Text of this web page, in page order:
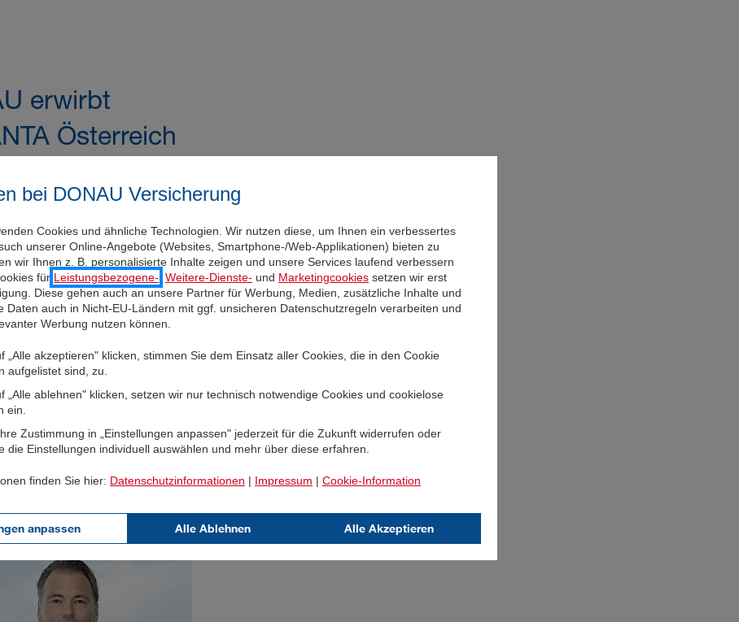
bei DONAU Versicherung
Cookies und ähnliche Technologien. Wir nutzen diese, um Ihnen ein verbessertes
unserer Online-Angebote (Websites, Smartphone-/Web-Applikationen) bieten zu
wir Ihnen z. B. personalisierte Inhalte zeigen und unsere Services laufend verbessern
für Leistungsbezogene- Weitere-Dienste- und Marketingcookies setzen wir erst
Diese gehen auch an unsere Partner für Werbung, Medien, zusätzliche Inhalte und
Daten auch in Nicht-EU-Ländern mit ggf. unsicheren Datenschutzregeln verarbeiten und
Werbung nutzen können.
„Alle akzeptieren" klicken, stimmen Sie dem Einsatz aller Cookies, die in den Cookie
aufgelistet sind, zu.
„Alle ablehnen" klicken, setzen wir nur technisch notwendige Cookies und cookielose
ein.
Zustimmung in „Einstellungen anpassen" jederzeit für die Zukunft widerrufen oder
die Einstellungen individuell auswählen und mehr über diese erfahren.
finden Sie hier: Datenschutzinformationen | Impressum | Cookie-Information
anpassen Alle Ablehnen Alle Akzeptieren
erwirbt
Österreich